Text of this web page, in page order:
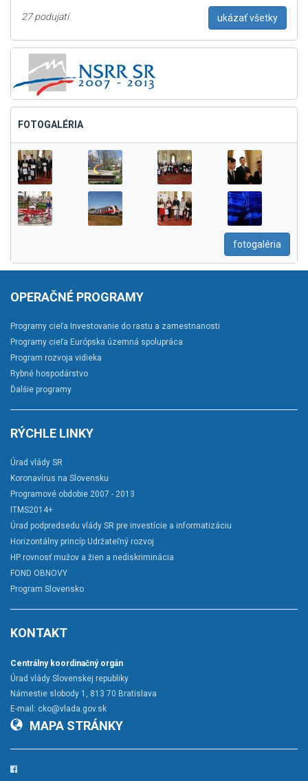
27 podujatí ukázať všetky
FOTOGALÉRIA
fotogaléria
OPERAČNÉ PROGRAMY
Programy cieľa Investovanie do rastu a zamestnanosti
Programy cieľa Európska územná spolupráca
Program rozvoja vidieka
Rybné hospodárstvo
Ďalšie programy
RÝCHLE LINKY
Úrad vlády SR
Koronavírus na Slovensku
Programové obdobie 2007 - 2013
ITMS2014+
Úrad podpredsedu vlády SR pre investície a informatizáciu
Horizontálny princíp Udržateľný rozvoj
HP rovnosť mužov a žien a nediskriminácia
FOND OBNOVY
Program Slovensko
KONTAKT
Centrálny koordinačný orgán
Úrad vlády Slovenskej republiky
Námestie slobody 1, 813 70 Bratislava
E-mail: cko@vlada.gov.sk
MAPA STRÁNKY
Facebook